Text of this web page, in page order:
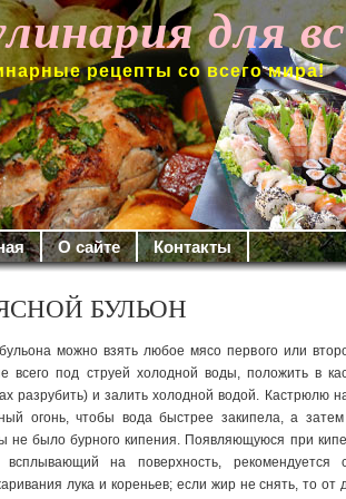
для
рецепты со всего мира!
О сайте Контакты
БУЛЬОН
можно взять любое мясо первого или
всего под струей холодной воды, положить в
разрубить) и залить холодной во­дой. Кастрюлю
огонь, чтобы вода быстрее закипела, а затем
не было бурного кипе­ния. Появляющуюся при
на поверхность, рекоменду­ется
лука и кореньев; если жир не снять, то от